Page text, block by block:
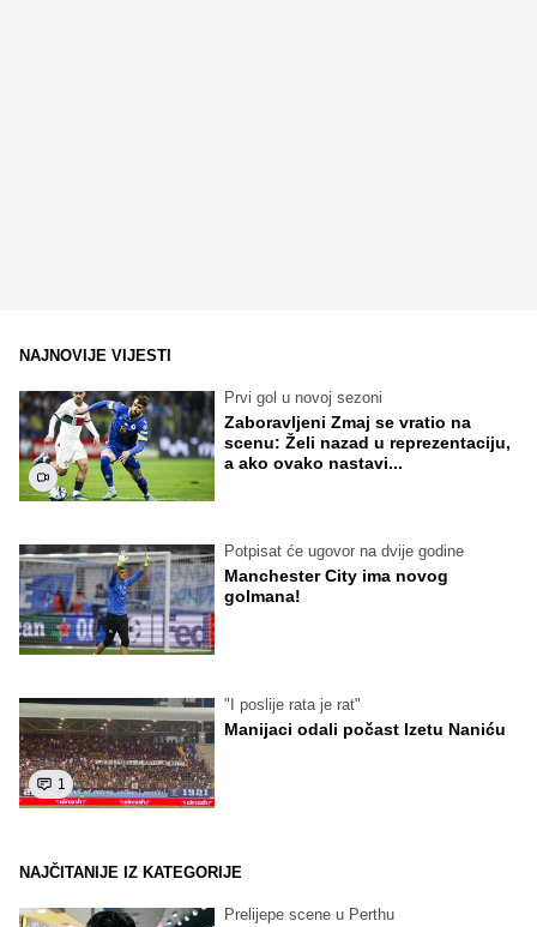
NAJNOVIJE VIJESTI
Prvi gol u novoj sezoni
Zaboravljeni Zmaj se vratio na
scenu: Želi nazad u reprezentaciju,
a ako ovako nastavi...
Potpisat će ugovor na dvije godine
Manchester City ima novog
golmana!
1
"I poslije rata je rat"
Manijaci odali počast Izetu Naniću
NAJČITANIJE IZ KATEGORIJE
Prelijepe scene u Perthu